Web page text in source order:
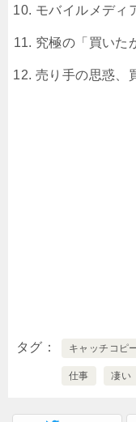
モバイルメディ
究極の「買いた
売り手の思惑、
タグ キャッチコピ
仕事 凄い